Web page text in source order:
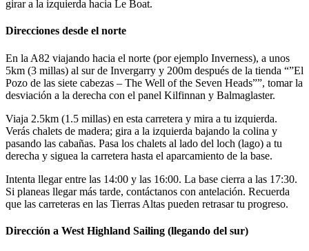
girar a la izquierda hacia Le Boat.
Direcciones desde el norte
En la A82 viajando hacia el norte (por ejemplo Inverness), a unos
5km (3 millas) al sur de Invergarry y 200m después de la tienda “”El
Pozo de las siete cabezas – The Well of the Seven Heads””, tomar la
desviación a la derecha con el panel Kilfinnan y Balmaglaster.
Viaja 2.5km (1.5 millas) en esta carretera y mira a tu izquierda.
Verás chalets de madera; gira a la izquierda bajando la colina y
pasando las cabañas. Pasa los chalets al lado del loch (lago) a tu
derecha y siguea la carretera hasta el aparcamiento de la base.
Intenta llegar entre las 14:00 y las 16:00. La base cierra a las 17:30.
Si planeas llegar más tarde, contáctanos con antelación. Recuerda
que las carreteras en las Tierras Altas pueden retrasar tu progreso.
Dirección a West Highland Sailing (llegando del sur)